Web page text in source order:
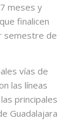
meses y
finalicen
semestre de
vías de
las líneas
principales
Guadalajara